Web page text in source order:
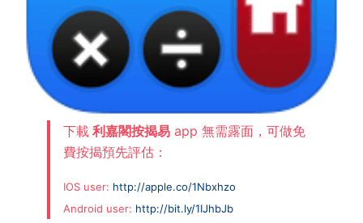
下載利嘉閣按揭易app 無需露面，可做免
費按揭預先評估：
IOS user: http://apple.co/1Nbxhzo
Android user: http://bit.ly/1IJhbJb